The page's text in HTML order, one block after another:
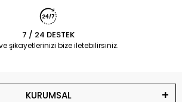
7 / 24 DESTEK
şikayetlerinizi bize iletebilirsiniz.
KURUMSAL